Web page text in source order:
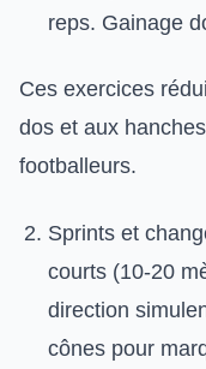
reps. Gainage
Ces exercices
dos et aux
footballeurs.
Sprints et
courts (10-20
direction
cônes pour